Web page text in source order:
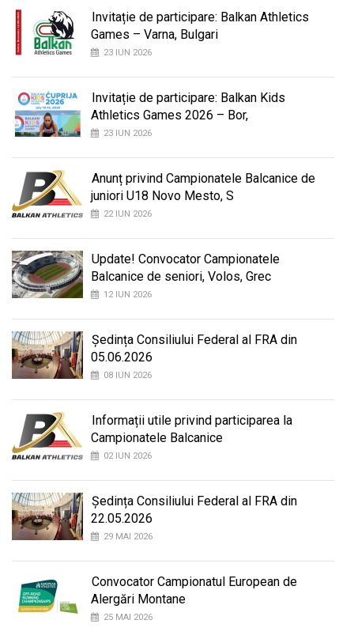
Invitație de participare: Balkan Athletics
Games – Varna, Bulgari
23 IUN 2026
Invitație de participare: Balkan Kids
Athletics Games 2026 – Bor,
23 IUN 2026
Anunț privind Campionatele Balcanice de
juniori U18 Novo Mesto, S
22 IUN 2026
Update! Convocator Campionatele
Balcanice de seniori, Volos, Grec
12 IUN 2026
Ședința Consiliului Federal al FRA din
05.06.2026
08 IUN 2026
Informații utile privind participarea la
Campionatele Balcanice
02 IUN 2026
Ședința Consiliului Federal al FRA din
22.05.2026
29 MAI 2026
Convocator Campionatul European de
Alergări Montane
25 MAI 2026